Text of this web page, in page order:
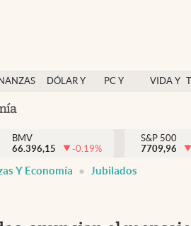
DÓLAR Y
PC Y
VIDA Y
México
BMV
66.396,15
-0.19%
S&P 500
7709,96
Y Economía Jubilados